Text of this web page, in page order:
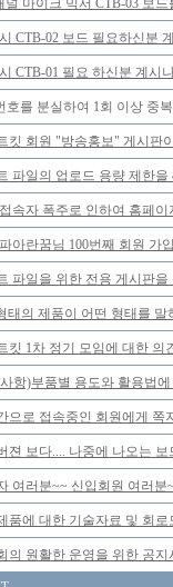
마이크 믹서 CTB-03 보
CTB-02 보드 필요하신분
CTB-01 필요 하신분 계시
호를 분실하여 1회 이상 중
킷 회원 "방송홍보" 게시판
파일의 업로드 용량 제한
속자 폭주로 인하여 홈페
아란꿈님 100번째 회원 가
파일을 위한 전용 게시판
태의 제품이 어떤 형태를
킷 1차 정기 모임에 대한 의
항)부품별 용도와 활용법
으로 접속중인 회원에게 쪽
젼 보다.... 나중에 나오는
여러분~~ 신입회원 여러
품에 대한 기술자료 및 회
의 원활한 운영을 위한 공